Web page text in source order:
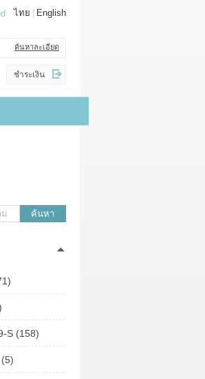
ไทย English
ค้นหาละเอียด
ชำระเงิน
ค้นหา
S (158)